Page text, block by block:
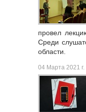
провел
Среди
области.
04 Марта 2021 г.